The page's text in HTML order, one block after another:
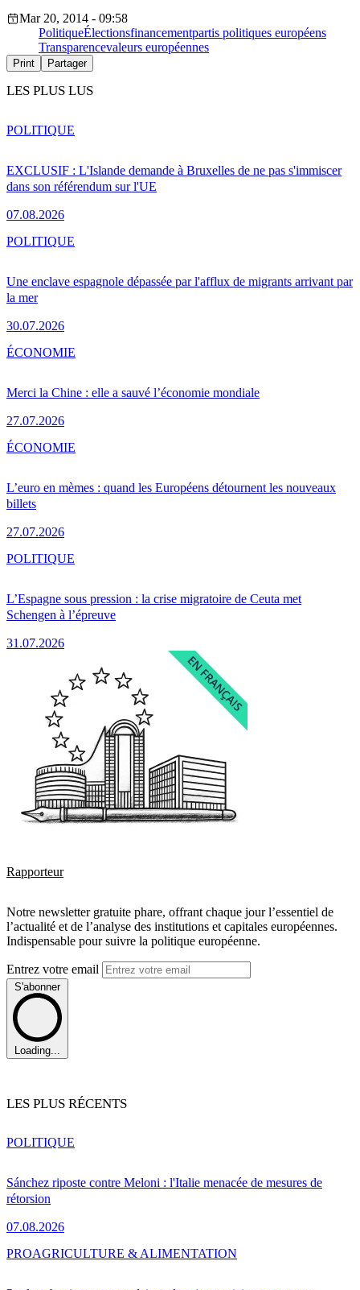
Mar 20, 2014 - 09:58
PolitiqueÉlectionsfinancementpartis politiques européens
Transparencevaleurs européennes
Print Partager
LES PLUS LUS
EXCLUSIF : L'Islande demande à Bruxelles de ne pas s'immiscer
dans son référendum sur l'UE
07.08.2026
POLITIQUE
Une enclave espagnole dépassée par l'afflux de migrants arrivant par
la mer
30.07.2026
POLITIQUE
Merci la Chine : elle a sauvé l’économie mondiale
27.07.2026
ÉCONOMIE
L’euro en mèmes : quand les Européens détournent les nouveaux
billets
27.07.2026
ÉCONOMIE
L’Espagne sous pression : la crise migratoire de Ceuta met
Schengen à l’épreuve
31.07.2026
POLITIQUE
Rapporteur
Notre newsletter gratuite phare, offrant chaque jour l’essentiel de
l’actualité et de l’analyse des institutions et capitales européennes.
Indispensable pour suivre la politique européenne.
Entrez votre email
S'abonner
Loading...
LES PLUS RÉCENTS
Sánchez riposte contre Meloni : l'Italie menacée de mesures de
rétorsion
07.08.2026
POLITIQUE
PROAGRICULTURE & ALIMENTATION